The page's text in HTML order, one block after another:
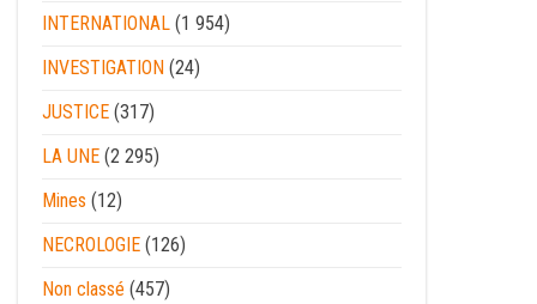
INTERNATIONAL (1 954)
INVESTIGATION (24)
JUSTICE (317)
LA UNE (2 295)
Mines (12)
NECROLOGIE (126)
Non classé (457)